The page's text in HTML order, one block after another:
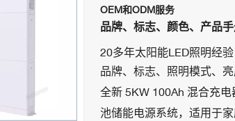
OEM和ODM服务
品牌、标志、颜色、产品
20多年太阳能LED照明经验
品牌、标志、照明模式、
全新 5KW 100Ah 混合充
池储能电源系统，适用于家